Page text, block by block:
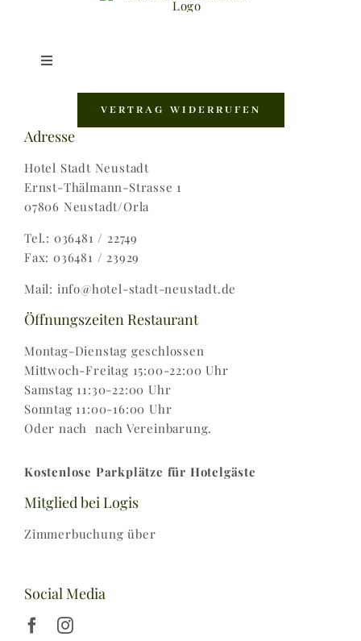
Toggle
Zahlungsweisen |
Widerruf |
Versand & Lieferung
VERTRAG WIDERRUFEN
Adresse
Hotel Stadt Neustadt
Ernst-Thälmann-Strasse 1
07806 Neustadt/Orla
Tel.: 036481 / 22749
Fax: 036481 / 23929
Mail: info@hotel-stadt-neustadt.de
Öffnungszeiten Restaurant
Montag-Dienstag geschlossen
Mittwoch-Freitag 15:00-22:00 Uhr
Samstag 11:30-22:00 Uhr
Sonntag 11:00-16:00 Uhr
Oder nach nach Vereinbarung.
Kostenlose Parkplätze für Hotelgäste
Mitglied bei Logis
Zimmerbuchung über
Social Media